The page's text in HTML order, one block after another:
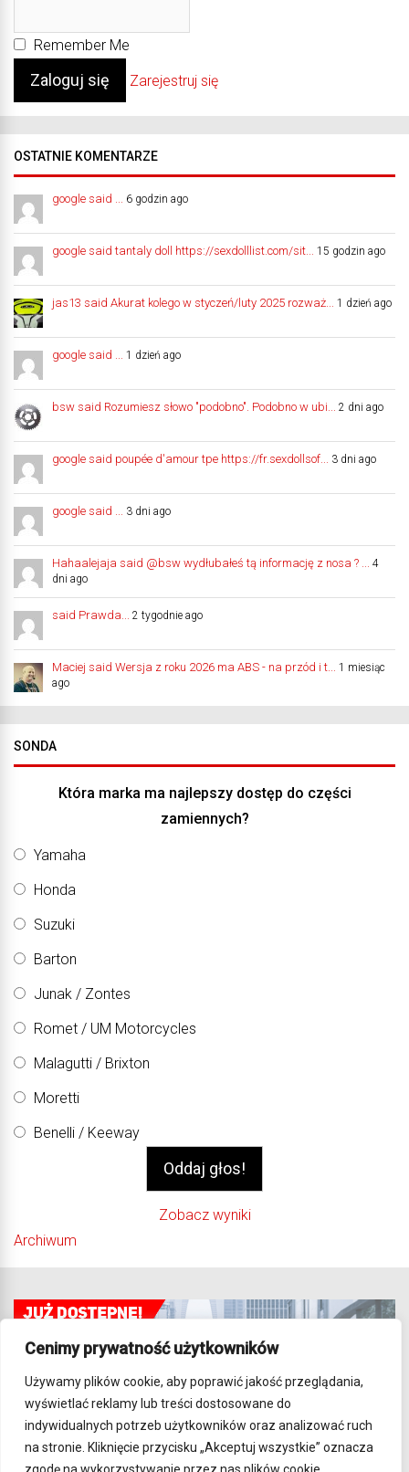
Cenimy prywatność użytkowników
Używamy plików cookie, aby poprawić jakość przeglądania,
wyświetlać reklamy lub treści dostosowane do
indywidualnych potrzeb użytkowników oraz analizować ruch
na stronie. Kliknięcie przycisku „Akceptuj wszystkie” oznacza
Remember Me
Zarejestruj się
OSTATNIE KOMENTARZE
google said ... 6 godzin ago
google said tantaly doll https://sexdolllist.com/sit... 15 godzin ago
jas13 said Akurat kolego w styczeń/luty 2025 rozważ... 1 dzień ago
google said ... 1 dzień ago
bsw said Rozumiesz słowo "podobno". Podobno w ubi... 2 dni ago
google said poupée d'amour tpe https://fr.sexdollsof... 3 dni ago
google said ... 3 dni ago
Hahaalejaja said @bsw wydłubałeś tą informację z nosa ? ...
4
dni ago
said Prawda... 2 tygodnie ago
Maciej said Wersja z roku 2026 ma ABS - na przód i t...
1 miesiąc
ago
SONDA
Która marka ma najlepszy dostęp do części
zamiennych?
Yamaha
Honda
Suzuki
Barton
Junak / Zontes
Romet / UM Motorcycles
Malagutti / Brixton
Moretti
Benelli / Keeway
Zobacz wyniki
Archiwum